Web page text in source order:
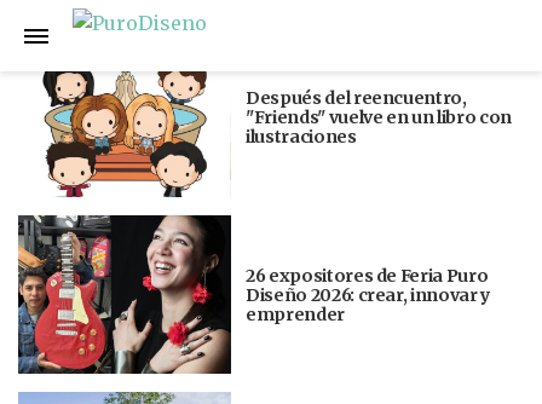
Anterior
Después del reencuentro,
"Friends" vuelve en un libro con
ilustraciones
26 expositores de Feria Puro
Diseño 2026: crear, innovar y
emprender
Siguiente